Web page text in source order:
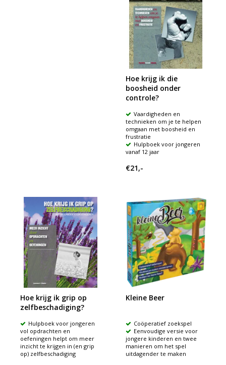
Hoe krijg ik die
boosheid onder
controle?
Vaardigheden en
technieken om je te helpen
omgaan met boosheid en
frustratie
Hulpboek voor jongeren
vanaf 12 jaar
€21,-
Hoe krijg ik grip op
zelfbeschadiging?
Hulpboek voor jongeren
vol opdrachten en
oefeningen helpt om meer
inzicht te krijgen in (en grip
op) zelfbeschadiging
Kleine Beer
Coöperatief zoekspel
Eenvoudige versie voor
jongere kinderen en twee
manieren om het spel
uitdagender te maken